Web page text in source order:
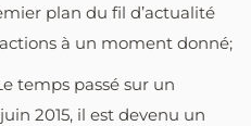
plan du fil d’actualité
à un moment donné;
temps passé sur un
2015, il est devenu un